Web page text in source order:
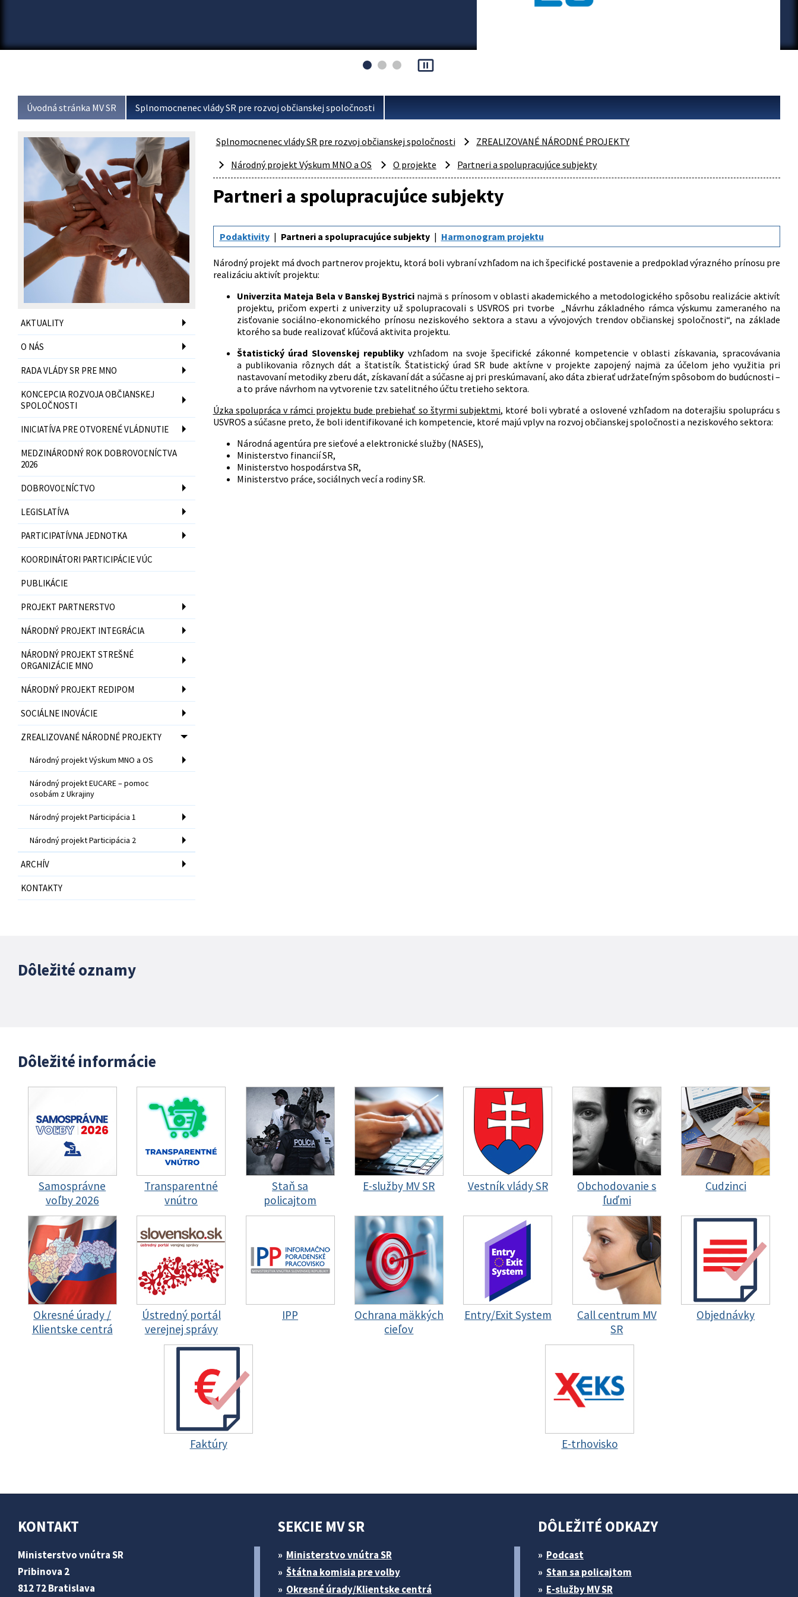
pause_presentation
Úvodná stránka MV SR Splnomocnenec vlády SR pre rozvoj občianskej spoločnosti
AKTUALITY
O NÁS
RADA VLÁDY SR PRE MNO
KONCEPCIA ROZVOJA OBČIANSKEJ
SPOLOČNOSTI
INICIATÍVA PRE OTVORENÉ VLÁDNUTIE
MEDZINÁRODNÝ ROK DOBROVOĽNÍCTVA
2026
DOBROVOĽNÍCTVO
LEGISLATÍVA
PARTICIPATÍVNA JEDNOTKA
KOORDINÁTORI PARTICIPÁCIE VÚC
PUBLIKÁCIE
PROJEKT PARTNERSTVO
NÁRODNÝ PROJEKT INTEGRÁCIA
NÁRODNÝ PROJEKT STREŠNÉ
ORGANIZÁCIE MNO
NÁRODNÝ PROJEKT REDIPOM
SOCIÁLNE INOVÁCIE
ZREALIZOVANÉ NÁRODNÉ PROJEKTY
Národný projekt Výskum MNO a OS
Národný projekt EUCARE – pomoc
osobám z Ukrajiny
Národný projekt Participácia 1
Národný projekt Participácia 2
ARCHÍV
KONTAKTY
Splnomocnenec vlády SR pre rozvoj občianskej spoločnosti
ZREALIZOVANÉ NÁRODNÉ PROJEKTY
Národný projekt Výskum MNO a OS
O projekte Partneri a spolupracujúce subjekty
Partneri a spolupracujúce subjekty
Podaktivity Partneri a spolupracujúce subjekty Harmonogram projektu
Národný projekt má dvoch partnerov projektu, ktorá boli vybraní vzhľadom na ich špecifické postavenie a predpoklad výrazného prínosu pre
realizáciu aktivít projektu:
Univerzita Mateja Bela v Banskej Bystricinajmä s prínosom v oblasti akademického a metodologického spôsobu realizácie aktivít
projektu, pričom experti z univerzity už spolupracovali s USVROS pri tvorbe „Návrhu základného rámca výskumu zameraného na
zisťovanie sociálno-ekonomického prínosu neziskového sektora a stavu a vývojových trendov občianskej spoločnosti“, na základe
ktorého sa bude realizovať kľúčová aktivita projektu.
Štatistický úrad Slovenskej republiky vzhľadom na svoje špecifické zákonné kompetencie v oblasti získavania, spracovávania
a publikovania rôznych dát a štatistík. Štatistický úrad SR bude aktívne v projekte zapojený najmä za účelom jeho využitia pri
nastavovaní metodiky zberu dát, získavaní dát a súčasne aj pri preskúmavaní, ako dáta zbierať udržateľným spôsobom do budúcnosti –
a to práve návrhom na vytvorenie tzv. satelitného účtu tretieho sektora.
Úzka spolupráca v rámci projektu bude prebiehať so štyrmi subjektmi, ktoré boli vybraté a oslovené vzhľadom na doterajšiu spoluprácu s
USVROS a súčasne preto, že boli identifikované ich kompetencie, ktoré majú vplyv na rozvoj občianskej spoločnosti a neziskového sektora:
Národná agentúra pre sieťové a elektronické služby (NASES),
Ministerstvo financií SR,
Ministerstvo hospodárstva SR,
Ministerstvo práce, sociálnych vecí a rodiny SR.
Dôležité oznamy
Dôležité informácie
Samosprávne
voľby 2026
Transparentné
vnútro
Staň sa
policajtom
E-služby MV SR Vestník vlády SR
Obchodovanie s
ľuďmi
Cudzinci
Okresné úrady /
Klientske centrá
Ústredný portál
verejnej správy
IPP
Ochrana mäkkých
cieľov
Entry/Exit System
Call centrum MV
SR
Objednávky
Faktúry E-trhovisko
KONTAKT
Ministerstvo vnútra SR
Pribinova 2
812 72 Bratislava
SEKCIE MV SR
Ministerstvo vnútra SR
Štátna komisia pre volby
Okresné úrady/Klientske centrá
DÔLEŽITÉ ODKAZY
Podcast
Stan sa policajtom
E-služby MV SR